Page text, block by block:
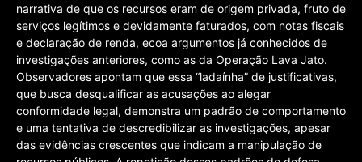
narrativa de que os recursos eram de origem privada, fruto de
serviços legítimos e devidamente faturados, com notas fiscais
e declaração de renda, ecoa argumentos já conhecidos de
investigações anteriores, como as da Operação Lava Jato.
Observadores apontam que essa “ladaínha” de justificativas,
que busca desqualificar as acusações ao alegar
conformidade legal, demonstra um padrão de comportamento
e uma tentativa de descredibilizar as investigações, apesar
das evidências crescentes que indicam a manipulação de